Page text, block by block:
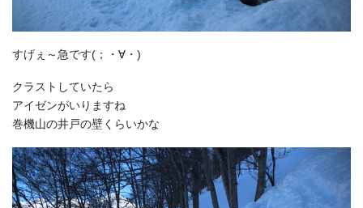
すげぇ～急です(；・∀・)
クラストしていたら
アイゼンがいりますね
巻機山の井戸の壁くらいかな